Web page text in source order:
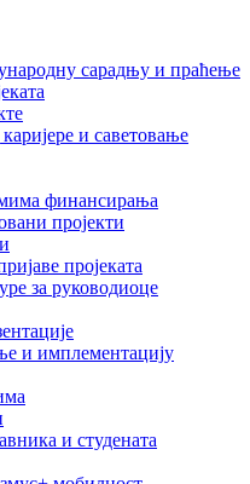
сарадњу и праћење
и саветовање
финансирања
пројекти
пројеката
за руководиоце
и имплементацију
и студената